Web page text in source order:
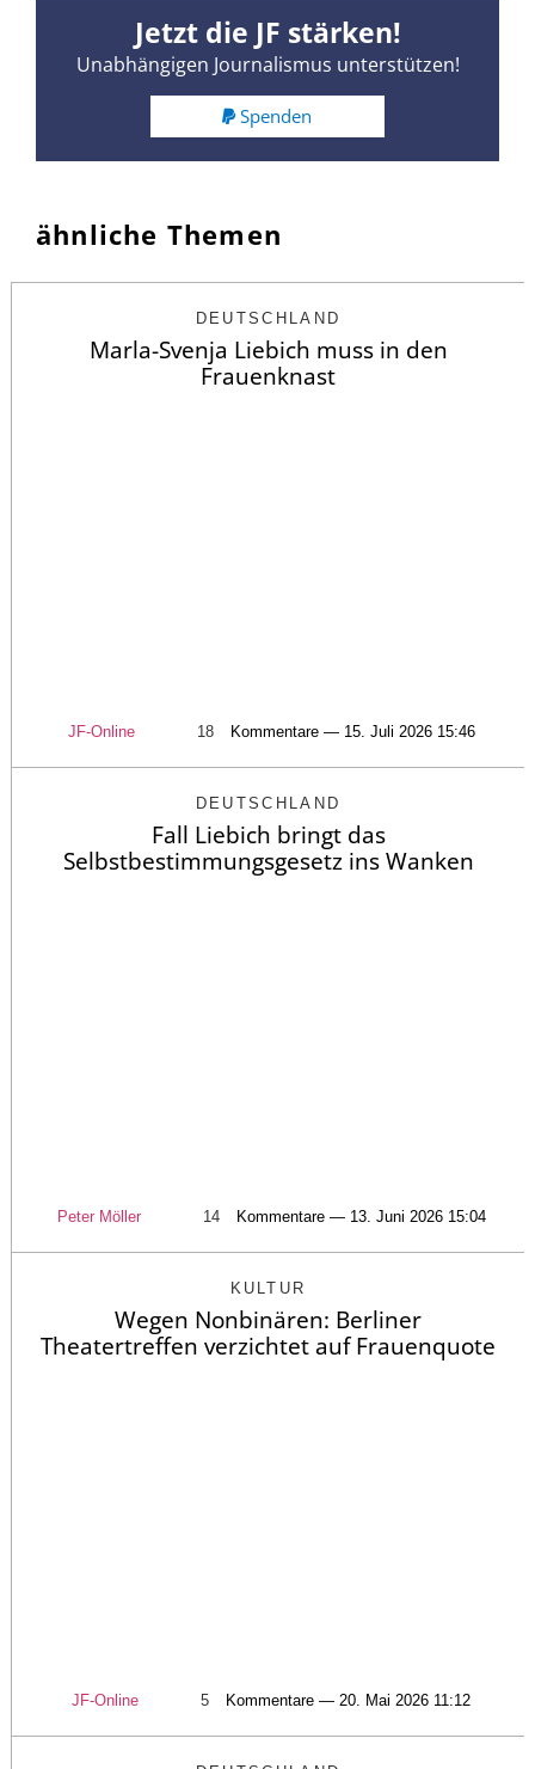
Jetzt die JF stärken!
Unabhängigen Journalismus unterstützen!
Spenden
ähnliche Themen
DEUTSCHLAND
Marla-Svenja Liebich muss in den
Frauenknast
JF-Online 18 Kommentare — 15. Juli 2026 15:46
DEUTSCHLAND
Fall Liebich bringt das
Selbstbestimmungsgesetz ins Wanken
Peter Möller 14 Kommentare — 13. Juni 2026 15:04
KULTUR
Wegen Nonbinären: Berliner
Theatertreffen verzichtet auf Frauenquote
JF-Online 5 Kommentare — 20. Mai 2026 11:12